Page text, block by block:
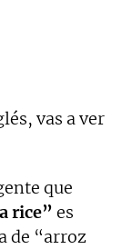
vas a ver
que
rice” es
de “arroz